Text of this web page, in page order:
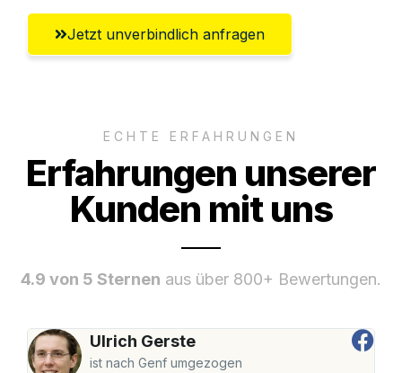
Jetzt unverbindlich anfragen
ECHTE ERFAHRUNGEN
Erfahrungen unserer
Kunden mit uns
4.9 von 5 Sternen aus über 800+ Bewertungen.
Ulrich Gerste
ist nach Genf umgezogen